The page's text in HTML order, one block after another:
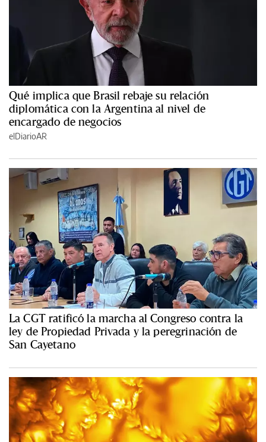
Qué implica que Brasil rebaje su relación
diplomática con la Argentina al nivel de
encargado de negocios
elDiarioAR
La CGT ratificó la marcha al Congreso contra la
ley de Propiedad Privada y la peregrinación de
San Cayetano